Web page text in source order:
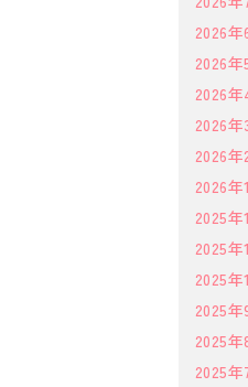
2026年
2026年
2026年
2026年
2026年
2026年
2025年
2025年
2025年
2025年
2025年
2025年